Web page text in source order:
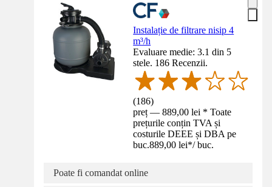
Instalație de filtrare nisip 4
m³/h
Evaluare medie: 3.1 din 5
stele. 186 Recenzii.
(186)
preț — 889,00 lei * Toate
prețurile conțin TVA și
costurile DEEE și DBA pe
buc.889,00 lei*/ buc.
Poate fi comandat online